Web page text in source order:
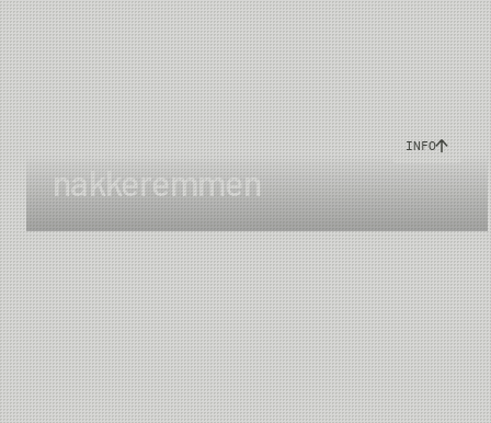
Ved bruk av
nakkeremmen
INFO